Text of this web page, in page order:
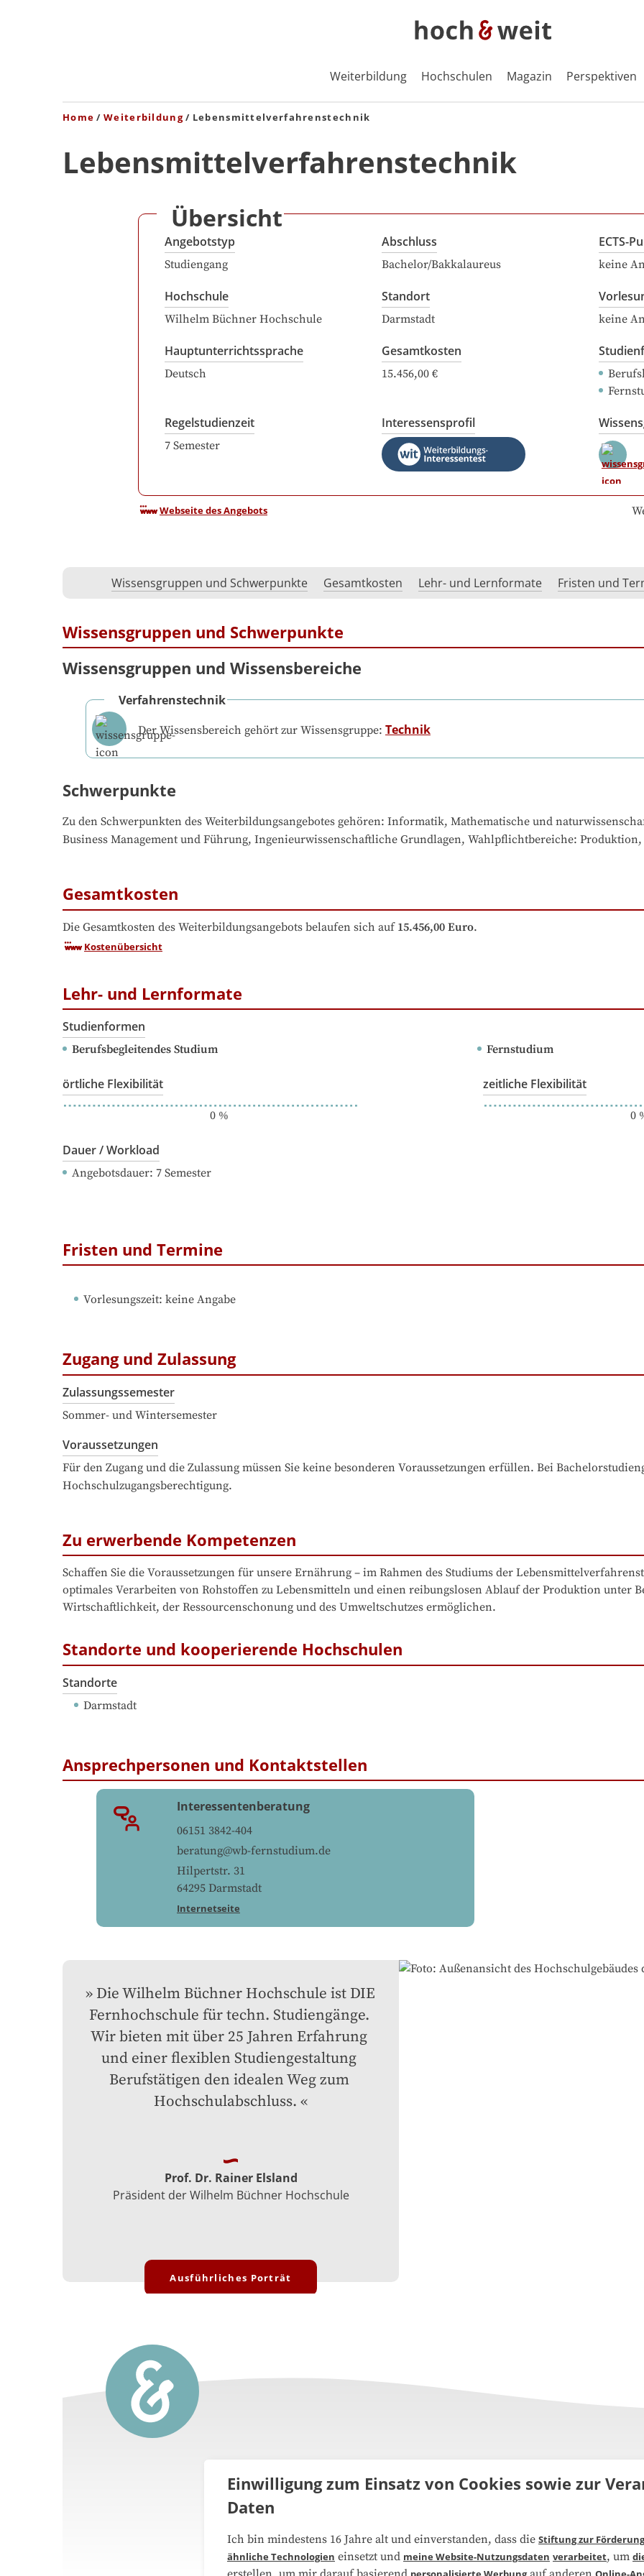
Weiterbildung Hochschulen Magazin Perspektiven
Home Weiterbildung Lebensmittelverfahrenstechnik
Lebensmittelverfahrenstechnik
Übersicht
Angebotstyp
Studiengang
Abschluss
Bachelor/Bakkalaureus
ECTS-
keine
Hochschule
Wilhelm Büchner Hochschule
Standort
Darmstadt keine
Hauptunterrichtssprache
Deutsch
Gesamtkosten
15.456,00 €
Regelstudienzeit
7 Semester
Interessensprofil
Webseite des Angebots
Wissensgruppen und Schwerpunkte Gesamtkosten Lehr- und Lernformate Fristen und
Wissensgruppen und Schwerpunkte
Wissensgruppen und Wissensbereiche
Verfahrenstechnik
Der Wissensbereich gehört zur Wissensgruppe: Technik
Schwerpunkte
Zu den Schwerpunkten des Weiterbildungsangebotes gehören: Informatik, Mathematische und
Business Management und Führung, Ingenieurwissenschaftliche Grundlagen, Wahlpflichtbereiche:
Gesamtkosten
Die Gesamtkosten des Weiterbildungsangebots belaufen sich auf 15.456,00 Euro.
Kostenübersicht
Lehr- und Lernformate
Studienformen
Berufsbegleitendes Studium Fernstudium
örtliche Flexibilität
0%
zeitliche Flexibilität
0
Dauer / Workload
Angebotsdauer: 7 Semester
Fristen und Termine
Vorlesungszeit: keine Angabe
Zugang und Zulassung
Zulassungssemester
Sommer- und Wintersemester
Voraussetzungen
Für den Zugang und die Zulassung müssen Sie keine besonderen Voraussetzungen erfüllen. Bei
Hochschulzugangsberechtigung.
Zu erwerbende Kompetenzen
Schaffen Sie die Voraussetzungen für unsere Ernährung – im Rahmen des Studiums der
optimales Verarbeiten von Rohstoffen zu Lebensmitteln und einen reibungslosen Ablauf der Produktion unter
Wirtschaftlichkeit, der Ressourcenschonung und des Umweltschutzes ermöglichen.
Standorte und kooperierende Hochschulen
Standorte
Darmstadt
Ansprechpersonen und Kontaktstellen
Interessentenberatung
06151 3842-404
beratung@wb-fernstudium.de
Hilpertstr. 31
64295 Darmstadt
Internetseite
Die Wilhelm Büchner Hochschule ist DIE
Fernhochschule für techn. Studiengänge.
Wir bieten mit über 25 Jahren Erfahrung
und einer flexiblen Studiengestaltung
Berufstätigen den idealen Weg zum
Hochschulabschluss.
Prof. Dr. Rainer Elsland
Präsident der Wilhelm Büchner Hochschule
Ausführliches Porträt
Medienarbeit Kooperationen
Einwilligung zum Einsatz von Cookies sowie zur
Daten
Ich bin mindestens 16 Jahre alt und einverstanden, dass die Stiftung zur
ähnliche Technologien einsetzt und meine Website-Nutzungsdaten verarbeitet, um